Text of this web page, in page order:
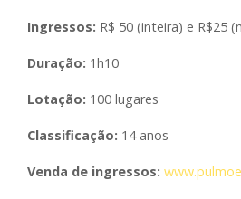
Ingressos: R$ 50 (inteira) e R$25
Duração: 1h10
Lotação: 100 lugares
Classificação: 14 anos
Venda de ingressos: